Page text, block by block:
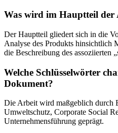
Was wird im Hauptteil der
Der Hauptteil gliedert sich in die
Analyse des Produkts hinsichtlich
die Beschreibung des assoziierten
Welche Schlüsselwörter
Dokument?
Die Arbeit wird maßgeblich durch
Umweltschutz, Corporate Social
Unternehmensführung geprägt.